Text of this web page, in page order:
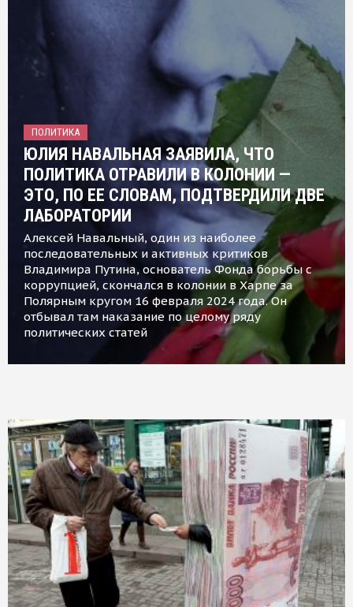
ПОЛИТИКА
ЮЛИЯ НАВАЛЬНАЯ ЗАЯВИЛА, ЧТО
ПОЛИТИКА ОТРАВИЛИ В КОЛОНИИ —
ЭТО, ПО ЕЕ СЛОВАМ, ПОДТВЕРДИЛИ ДВЕ
ЛАБОРАТОРИИ
Алексей Навальный, один из наиболее
последовательных и активных критиков
Владимира Путина, основатель Фонда борьбы с
коррупцией, скончался в колонии в Харпе за
Полярным кругом 16 февраля 2024 года. Он
отбывал там наказание по целому ряду
политических статей